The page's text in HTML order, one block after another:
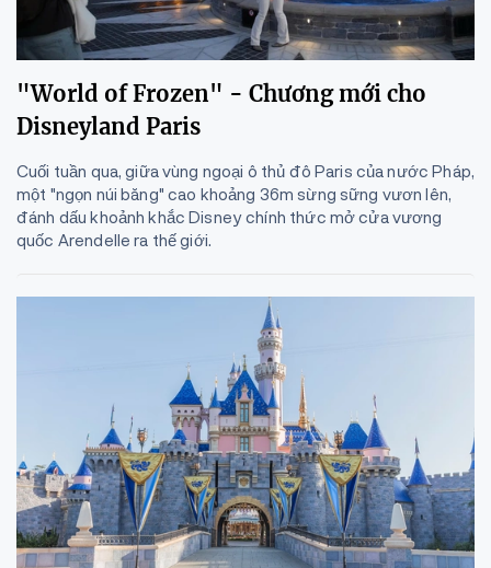
"World of Frozen" - Chương mới cho
Disneyland Paris
Cuối tuần qua, giữa vùng ngoại ô thủ đô Paris của nước Pháp,
một "ngọn núi băng" cao khoảng 36m sừng sững vươn lên,
đánh dấu khoảnh khắc Disney chính thức mở cửa vương
quốc Arendelle ra thế giới.